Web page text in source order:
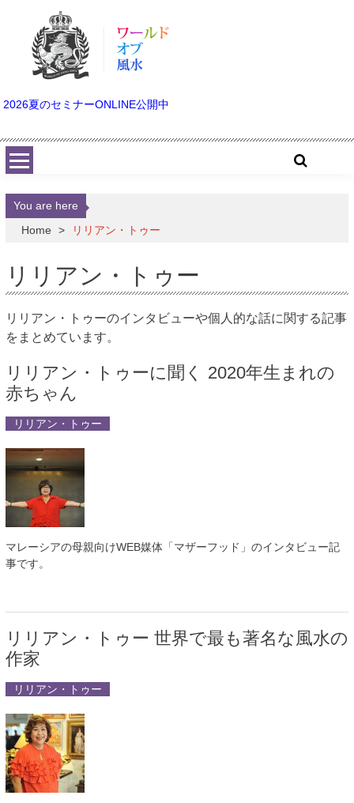
2026夏のセミナーONLINE公開中
You are here
Home
> リリアン・トゥー
リリアン・トゥー
リリアン・トゥーのインタビューや個人的な話に関する記事
をまとめています。
リリアン・トゥーに聞く 2020年生まれの
赤ちゃん
リリアン・トゥー
マレーシアの母親向けWEB媒体「マザーフッド」のインタビュー記
事です。
リリアン・トゥー 世界で最も著名な風水の
作家
リリアン・トゥー